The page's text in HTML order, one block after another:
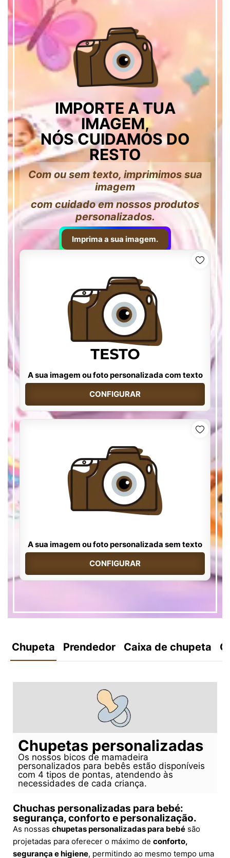
IMPORTE A TUA
IMAGEM,
NÓS CUIDAMOS DO
RESTO
Com ou sem texto, imprimimos sua
imagem
com cuidado em nossos produtos
personalizados.
Imprima a sua imagem.
A sua imagem ou foto personalizada com texto
CONFIGURAR
A sua imagem ou foto personalizada sem texto
CONFIGURAR
Chupeta Prendedor Caixa de chupeta
Chupetas personalizadas
Os nossos bicos de mamadeira
personalizados para bebês estão disponíveis
com 4 tipos de pontas, atendendo às
necessidades de cada criança.
Chuchas personalizadas para bebé:
segurança, conforto e personalização.
As nossas chupetas personalizadas para bebé são
projetadas para oferecer o máximo de conforto,
segurança e higiene, permitindo ao mesmo tempo uma